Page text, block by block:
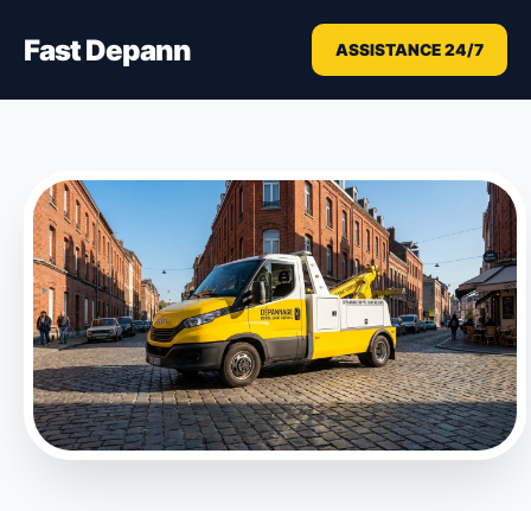
Fast Depann ASSISTANCE 24/7